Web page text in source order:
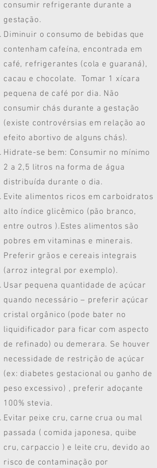
consumir refrigerante durante a
gestação.
Diminuir o consumo de bebidas que
contenham cafeína, encontrada em
café, refrigerantes (cola e guaraná),
cacau e chocolate. Tomar 1 xícara
pequena de café por dia. Não
consumir chás durante a gestação
(existe controvérsias em relação ao
efeito abortivo de alguns chás).
Hidrate-se bem: Consumir no mínimo
2 a 2,5 litros na forma de água
distribuída durante o dia.
Evite alimentos ricos em carboidratos
alto índice glicêmico (pão branco,
entre outros ).Estes alimentos são
pobres em vitaminas e minerais.
Preferir grãos e cereais integrais
(arroz integral por exemplo).
Usar pequena quantidade de açúcar
quando necessário – preferir açúcar
cristal orgânico (pode bater no
liquidificador para ficar com aspecto
de refinado) ou demerara. Se houver
necessidade de restrição de açúcar
(ex: diabetes gestacional ou ganho de
peso excessivo) , preferir adoçante
100% stevia.
Evitar peixe cru, carne crua ou mal
passada ( comida japonesa, quibe
cru, carpaccio ) e leite cru, devido ao
risco de contaminação por